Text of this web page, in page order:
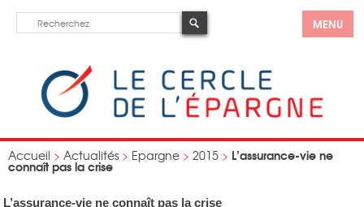
MENU
Accueil > Actualités > Epargne > 2015 > L’assurance-vie ne
connaît pas la crise
L’assurance-vie ne connaît pas la crise